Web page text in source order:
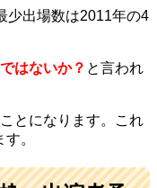
少出場数は2011年の4
はないか？ と言われ
とになります。これ
。